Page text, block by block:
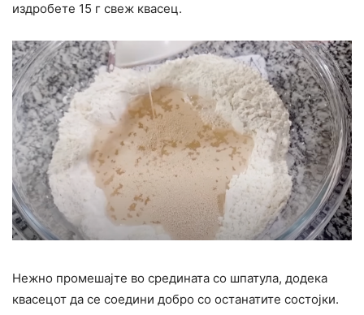
издробете 15 г свеж квасец.
Нежно промешајте во средината со шпатула, додека
квасецот да се соедини добро со останатите состојки.